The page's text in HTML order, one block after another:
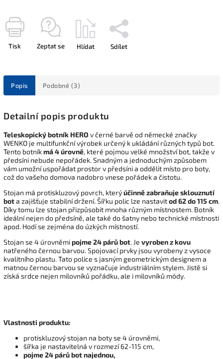
Tisk Zeptat se Hlídat Sdílet
Popis Podobné (3)
Detailní popis produktu
Teleskopický botník HERO v černé barvě od německé značky
WENKO je multifunkční výrobek určený k ukládání různých typů bot.
Tento botníkmá 4 úrovně, které pojmou velké množství bot, takže v
předsíni nebude nepořádek. Snadným a jednoduchým způsobem
vám umožní uspořádat prostor v předsíni a oddělit místo pro boty,
což do vašeho domova nadobro vnese pořádek a čistotu.
Stojan má protiskluzový povrch, kterýúčinně zabraňuje sklouznutí
bota zajišťuje stabilní držení. Šířku polic lze nastavitod 62 do 115 cm.
Díky tomu lze stojan přizpůsobit mnoha různým místnostem. Botník
ideální nejen do předsíně, ale také do šatny nebo technické místnosti
apod. Hodí se zejména do úzkých místností.
Stojan se 4 úrovněmipojme 24 párů bot. Je vyroben z kovu
natřeného černou barvou. Spojovací prvky jsou vyrobeny z vysoce
kvalitního plastu. Tato police s jasným geometrickým designem a
matnou černou barvou se vyznačuje industriálním stylem. Jistě si
získá srdce nejen milovníků pořádku, ale i milovníků módy.
Vlastnosti produktu:
protiskluzový stojan na boty se 4 úrovněmi,
šířka je nastavitelná v rozmezí 62-115 cm,
pojme 24 párů bot najednou,